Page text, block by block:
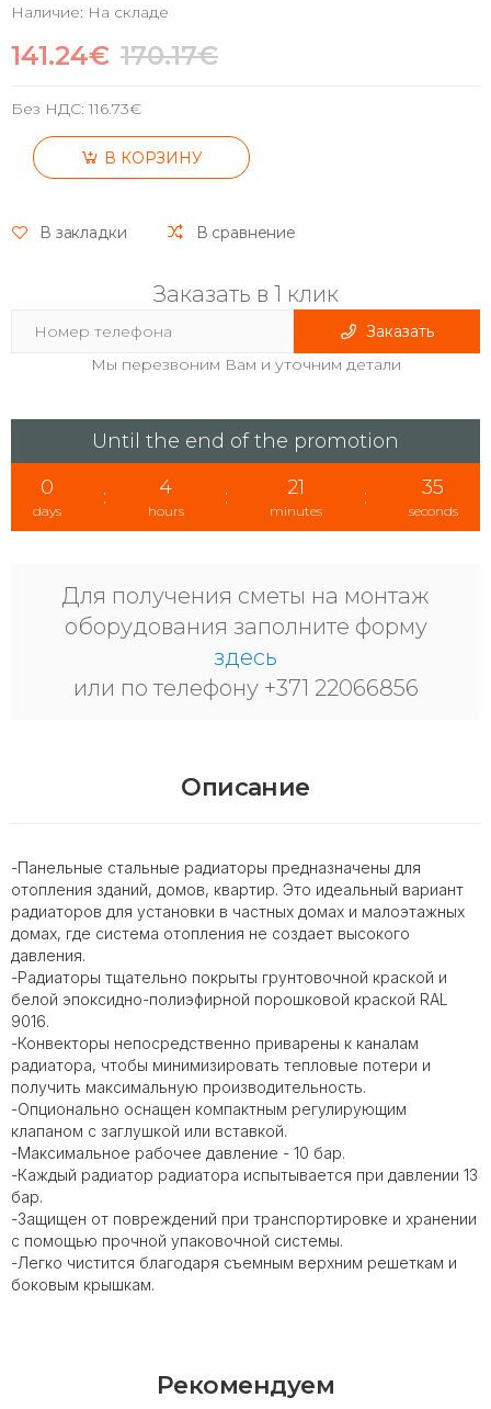
Наличие: На складе
141.24€ 170.17€
Без НДС:116.73€
В КОРЗИНУ
В закладки В сравнение
Заказать в 1 клик
Заказать
Мы перезвоним Вам и уточним детали
Until the end of the promotion
0
days
: 4
hours
: 21
minutes
: 34
seconds
Для получения сметы на монтаж
оборудования заполните форму
здесь
или по телефону +371 22066856
Описание
-Панельные стальные радиаторы предназначены для
отопления зданий, домов, квартир. Это идеальный вариант
радиаторов для установки в частных домах и малоэтажных
домах, где система отопления не создает высокого
давления.
-Радиаторы тщательно покрыты грунтовочной краской и
белой эпоксидно-полиэфирной порошковой краской RAL
9016.
-Конвекторы непосредственно приварены к каналам
радиатора, чтобы минимизировать тепловые потери и
получить максимальную производительность.
-Опционально оснащен компактным регулирующим
клапаном с заглушкой или вставкой.
-Максимальное рабочее давление - 10 бар.
-Каждый радиатор радиатора испытывается при давлении 13
бар.
-Защищен от повреждений при транспортировке и хранении
с помощью прочной упаковочной системы.
-Легко чистится благодаря съемным верхним решеткам и
боковым крышкам.
Рекомендуем